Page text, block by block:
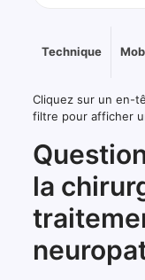
Technique
Cliquez sur un en-
filtre pour afficher
la